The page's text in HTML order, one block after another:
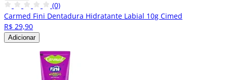
(0)
Carmed Fini Dentadura Hidratante Labial 10g Cimed
R$ 29,90
Adicionar